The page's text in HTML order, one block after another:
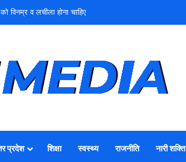
को पहचाने बूढ़ा नेतृत्व
प्रदेश शिक्षा स्वस्थ्य राजनीति नारी शक्ति